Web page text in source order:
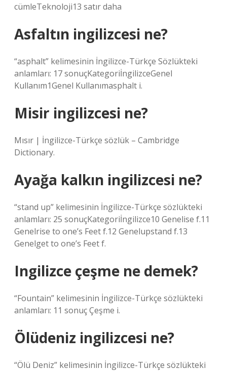
cümleTeknoloji13 satır daha
Asfaltın ingilizcesi ne?
“asphalt” kelimesinin İngilizce-Türkçe Sözlükteki
anlamları: 17 sonuçKategoriİngilizceGenel
Kullanım1Genel Kullanımasphalt i.
Misir ingilizcesi ne?
Mısır | İngilizce-Türkçe sözlük – Cambridge
Dictionary.
Ayağa kalkın ingilizcesi ne?
“stand up” kelimesinin İngilizce-Türkçe sözlükteki
anlamları: 25 sonuçKategoriİngilizce10 Genelise f.11
Genelrise to one’s Feet f.12 Genelupstand f.13
Genelget to one’s Feet f.
Ingilizce çeşme ne demek?
“Fountain” kelimesinin İngilizce-Türkçe sözlükteki
anlamları: 11 sonuç Çeşme i.
Ölüdeniz ingilizcesi ne?
“Ölü Deniz” kelimesinin İngilizce-Türkçe sözlükteki